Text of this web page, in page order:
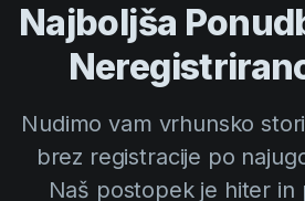
Najboljša
Nudimo vam vrhunsko
brez registracije po
Naš postopek je hiter in